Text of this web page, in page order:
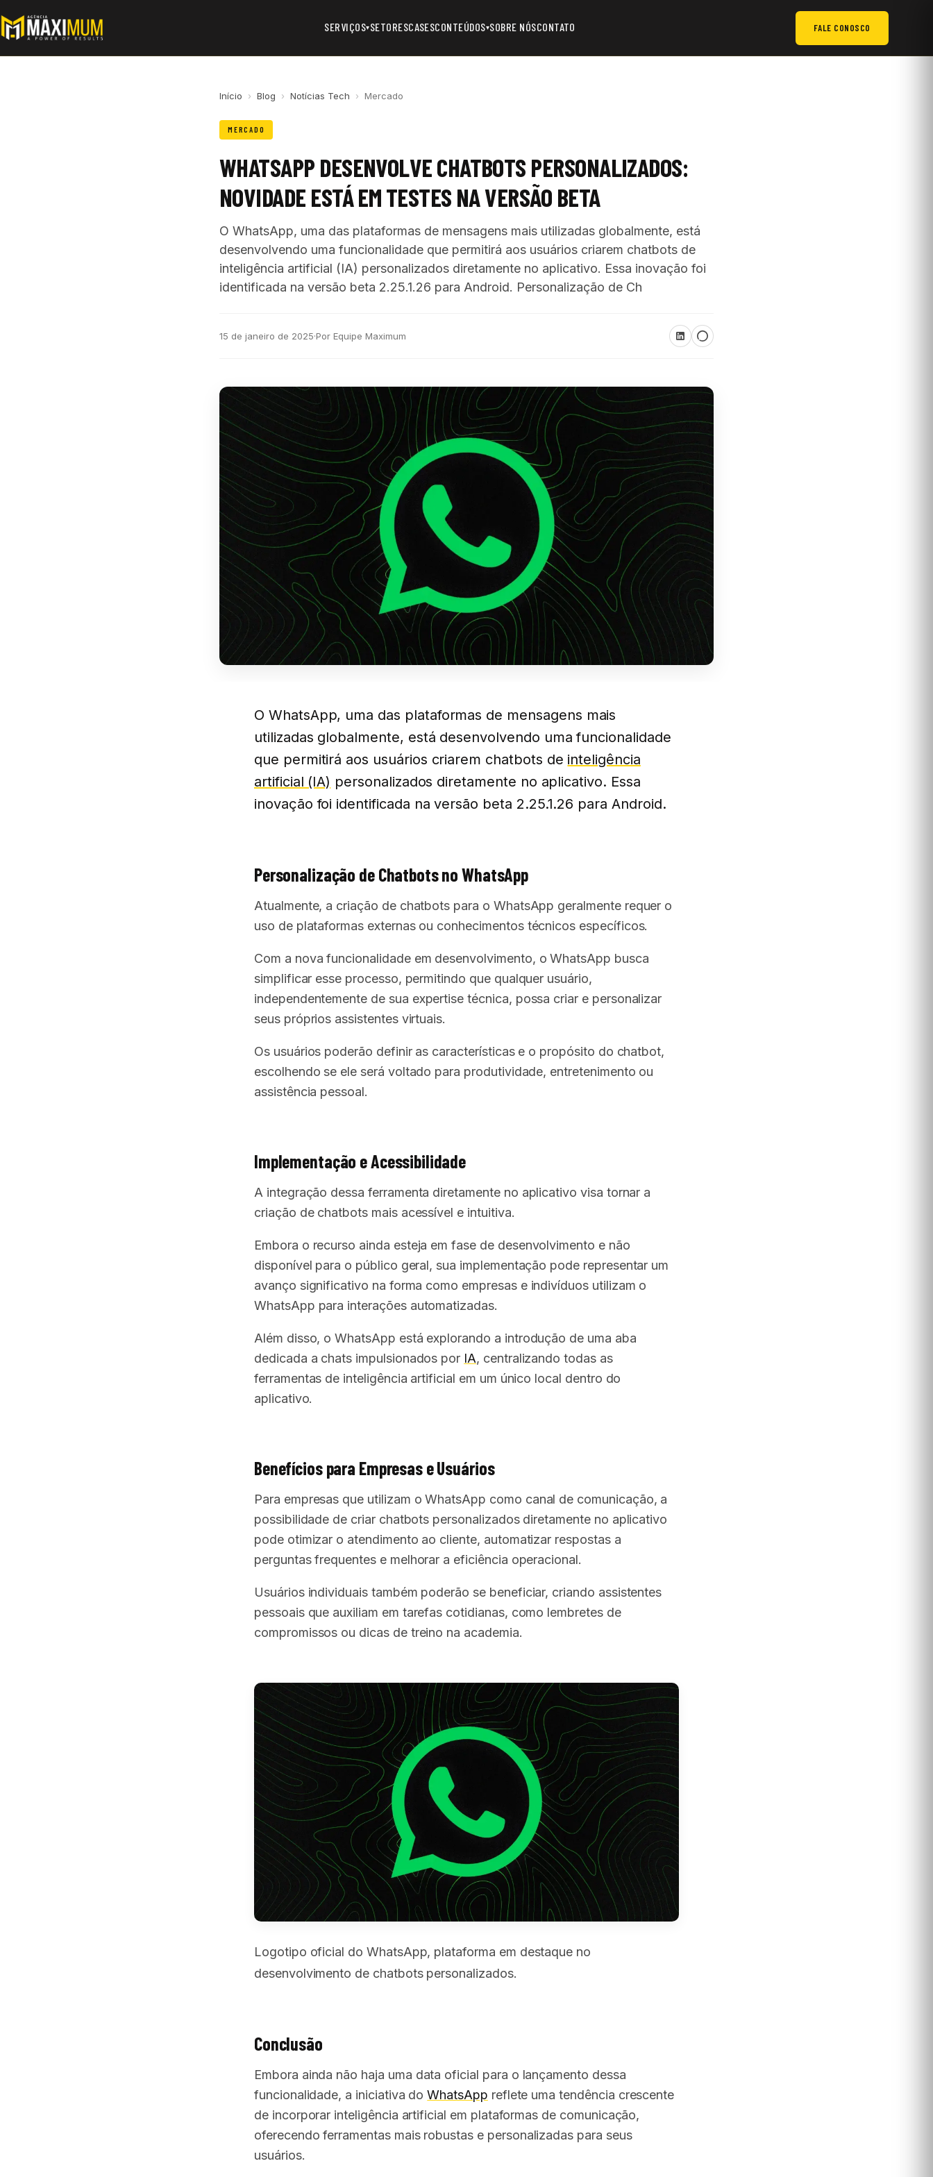
SERVIÇOS▾SETORESCASESCONTEÚDOS▾SOBRE NÓSCONTATO FALE CONOSCO
Início › Blog › Notícias Tech › Mercado
MERCADO
WHATSAPP DESENVOLVE CHATBOTS PERSONALIZADOS:
NOVIDADE ESTÁ EM TESTES NA VERSÃO BETA
O WhatsApp, uma das plataformas de mensagens mais utilizadas globalmente, está
desenvolvendo uma funcionalidade que permitirá aos usuários criarem chatbots de
inteligência artificial (IA) personalizados diretamente no aplicativo. Essa inovação foi
identificada na versão beta 2.25.1.26 para Android. Personalização de Ch
15 de janeiro de 2025·Por Equipe Maximum
O WhatsApp, uma das plataformas de mensagens mais
utilizadas globalmente, está desenvolvendo uma funcionalidade
que permitirá aos usuários criarem chatbots de inteligência
artificial (IA) personalizados diretamente no aplicativo. Essa
inovação foi identificada na versão beta 2.25.1.26 para Android.
Personalização de Chatbots no WhatsApp
Atualmente, a criação de chatbots para o WhatsApp geralmente requer o
uso de plataformas externas ou conhecimentos técnicos específicos.
Com a nova funcionalidade em desenvolvimento, o WhatsApp busca
simplificar esse processo, permitindo que qualquer usuário,
independentemente de sua expertise técnica, possa criar e personalizar
seus próprios assistentes virtuais.
Os usuários poderão definir as características e o propósito do chatbot,
escolhendo se ele será voltado para produtividade, entretenimento ou
assistência pessoal.
Implementação e Acessibilidade
A integração dessa ferramenta diretamente no aplicativo visa tornar a
criação de chatbots mais acessível e intuitiva.
Embora o recurso ainda esteja em fase de desenvolvimento e não
disponível para o público geral, sua implementação pode representar um
avanço significativo na forma como empresas e indivíduos utilizam o
WhatsApp para interações automatizadas.
Além disso, o WhatsApp está explorando a introdução de uma aba
dedicada a chats impulsionados por IA, centralizando todas as
ferramentas de inteligência artificial em um único local dentro do
aplicativo.
Benefícios para Empresas e Usuários
Para empresas que utilizam o WhatsApp como canal de comunicação, a
possibilidade de criar chatbots personalizados diretamente no aplicativo
pode otimizar o atendimento ao cliente, automatizar respostas a
perguntas frequentes e melhorar a eficiência operacional.
Usuários individuais também poderão se beneficiar, criando assistentes
pessoais que auxiliam em tarefas cotidianas, como lembretes de
compromissos ou dicas de treino na academia.
Logotipo oficial do WhatsApp, plataforma em destaque no
desenvolvimento de chatbots personalizados.
Conclusão
Embora ainda não haja uma data oficial para o lançamento dessa
funcionalidade, a iniciativa doWhatsApp reflete uma tendência crescente
de incorporar inteligência artificial em plataformas de comunicação,
oferecendo ferramentas mais robustas e personalizadas para seus
usuários.